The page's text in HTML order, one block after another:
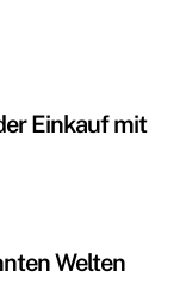
Einkauf mit
Welten